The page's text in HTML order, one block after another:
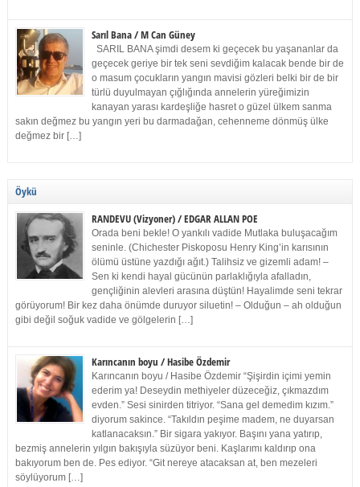
Sarıl Bana / M Can Güney
SARIL BANA şimdi desem ki geçecek bu yaşananlar da
geçecek geriye bir tek seni sevdiğim kalacak bende bir de
o masum çocukların yangın mavisi gözleri belki bir de bir
türlü duyulmayan çığlığında annelerin yüreğimizin
kanayan yarası kardeşliğe hasret o güzel ülkem sanma
sakın değmez bu yangın yeri bu darmadağan, cehenneme dönmüş ülke
değmez bir […]
Öykü
RANDEVU (Vizyoner) / EDGAR ALLAN POE
Orada beni bekle! O yankılı vadide Mutlaka buluşacağım
seninle. (Chichester Piskoposu Henry King’in karısının
ölümü üstüne yazdığı ağıt.) Talihsiz ve gizemli adam! –
Sen ki kendi hayal gücünün parlaklığıyla afalladın,
gençliğinin alevleri arasına düştün! Hayalimde seni tekrar
görüyorum! Bir kez daha önümde duruyor siluetin! – Olduğun – ah olduğun
gibi değil soğuk vadide ve gölgelerin […]
Karıncanın boyu / Hasibe Özdemir
Karıncanın boyu / Hasibe Özdemir “Şişirdin içimi yemin
ederim ya! Deseydin methiyeler düzeceğiz, çıkmazdım
evden.” Sesi sinirden titriyor. “Sana gel demedim kızım.”
diyorum sakince. “Takıldın peşime madem, ne duyarsan
katlanacaksın.” Bir sigara yakıyor. Başını yana yatırıp,
bezmiş annelerin yılgın bakışıyla süzüyor beni. Kaşlarımı kaldırıp ona
bakıyorum ben de. Pes ediyor. “Git nereye atacaksan at, ben mezeleri
söylüyorum […]